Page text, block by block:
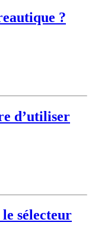
?
d’utiliser
sélecteur